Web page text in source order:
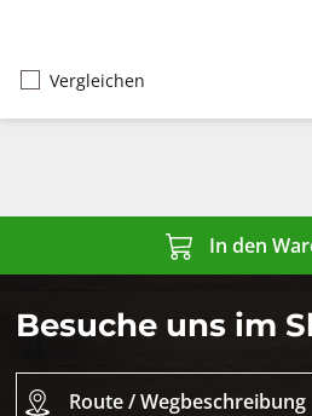
Vergleichen
In den
Besuche uns im
Route / Wegbeschreibung